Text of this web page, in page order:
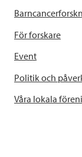
För forskare
Event
Politik och
Våra lokala